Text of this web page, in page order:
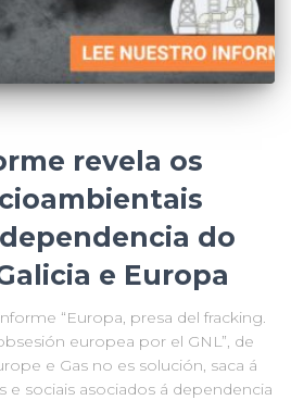
revela os
do
e Europa
“Europa, presa del fracking.
europea por el GNL”, de
e Gas no es solución, saca á
e sociais asociados á dependencia